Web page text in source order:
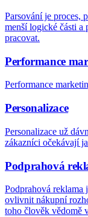
Parsování je proces,
menší logické části a
pracovat.
Performance
Performance
Personalizace
Personalizace už
zákazníci očekávají
Podprahová
Podprahová reklama
ovlivnit nákupní
toho člověk vědomě